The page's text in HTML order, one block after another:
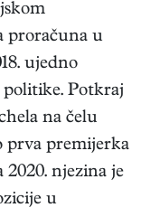
proračuna u
ujedno
Potkraj
na čelu
prva premijerka
njezina je
u